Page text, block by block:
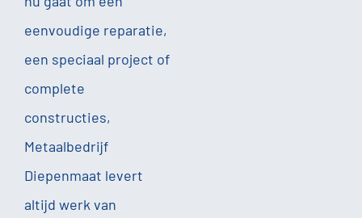
eenvoudige reparatie,
een speciaal project of
complete
constructies,
Metaalbedrijf
Diepenmaat levert
altijd werk van